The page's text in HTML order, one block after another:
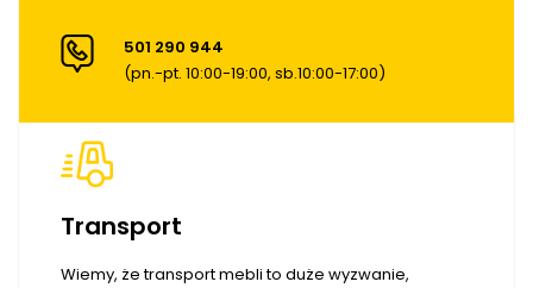
501 290 944
(pn.-pt. 10:00-19:00, sb.10:00-17:00)
Transport
Wiemy, że transport mebli to duże wyzwanie,